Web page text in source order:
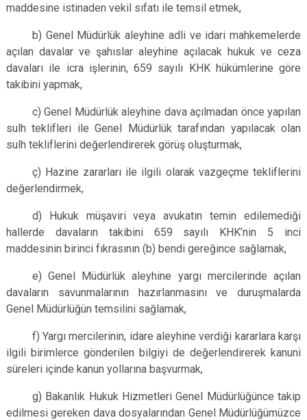
maddesine istinaden vekil sıfatı ile temsil etmek,
b) Genel Müdürlük aleyhine adli ve idari mahkemelerde
açılan davalar ve şahıslar aleyhine açılacak hukuk ve ceza
davaları ile icra işlerinin, 659 sayılı KHK hükümlerine göre
takibini yapmak,
c) Genel Müdürlük aleyhine dava açılmadan önce yapılan
sulh teklifleri ile Genel Müdürlük tarafından yapılacak olan
sulh tekliflerini değerlendirerek görüş oluşturmak,
ç) Hazine zararları ile ilgili olarak vazgeçme tekliflerini
değerlendirmek,
d) Hukuk müşaviri veya avukatın temin edilemediği
hallerde davaların takibini 659 sayılı KHK’nin 5 inci
maddesinin birinci fıkrasının (b) bendi gereğince sağlamak,
e) Genel Müdürlük aleyhine yargı mercilerinde açılan
davaların savunmalarının hazırlanmasını ve duruşmalarda
Genel Müdürlüğün temsilini sağlamak,
f) Yargı mercilerinin, idare aleyhine verdiği kararlara karşı
ilgili birimlerce gönderilen bilgiyi de değerlendirerek kanuni
süreleri içinde kanun yollarına başvurmak,
g) Bakanlık Hukuk Hizmetleri Genel Müdürlüğünce takip
edilmesi gereken dava dosyalarından Genel Müdürlüğümüzce